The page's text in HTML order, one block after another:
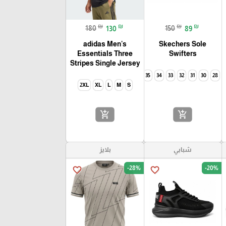
150 ₪ 89 ₪
Skechers Sole
Swifters
28
30
31
32
33
34
35
add_shopping_cart
180 ₪ 130 ₪
adidas Men's
Essentials Three
Stripes Single Jersey
S
M
L
XL
2XL
add_shopping_cart
شبابي
favorite_border -20%
بلايز
favorite_border -28%